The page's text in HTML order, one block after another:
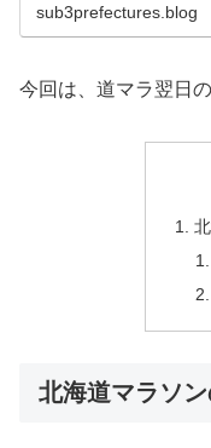
sub3prefectures.blog
今回は、道マラ翌日
北海道マラソン